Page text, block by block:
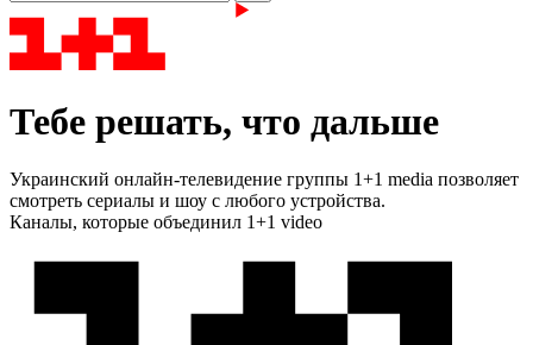
Тебе решать, что дальше
Украинский онлайн-телевидение группы 1+1 media позволяет
смотреть сериалы и шоу с любого устройства.
Каналы, которые объединил 1+1 video